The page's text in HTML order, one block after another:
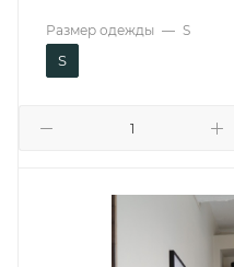
Размер одежды — S
S